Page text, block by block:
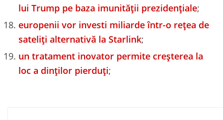
lui Trump pe baza imunității prezidențiale;
europenii vor investi miliarde într-o rețea de
sateliți alternativă la Starlink;
un tratament inovator permite creșterea la
loc a dinților pierduți;